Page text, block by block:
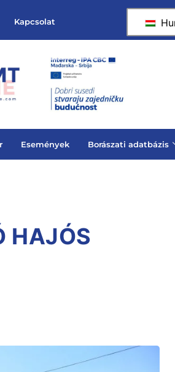
Kapcsolat
Események Borászati adatbázis
HAJÓS